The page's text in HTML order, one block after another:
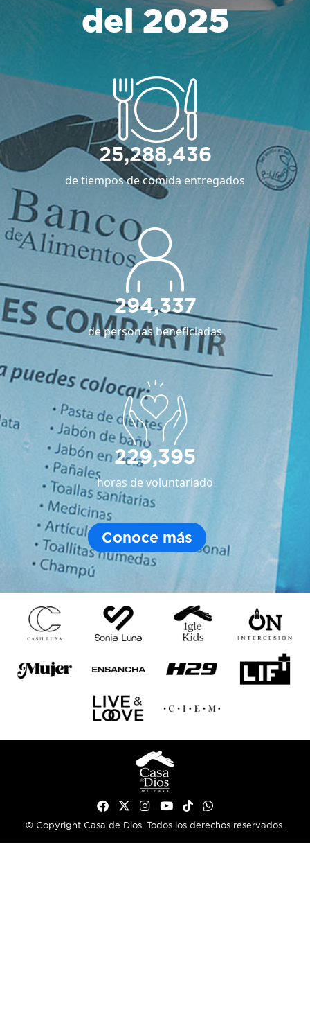
del 2025
25,288,436
de tiempos de comida entregados
294,337
de personas beneficiadas
229,395
horas de voluntariado
Conoce más
© Copyright Casa de Dios. Todos los derechos reservados.